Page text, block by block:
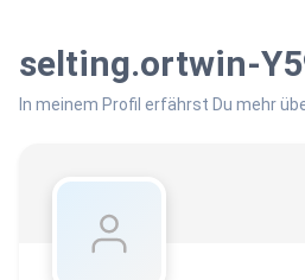
selting.ortwin-
In meinem Profil erfährst Du mehr